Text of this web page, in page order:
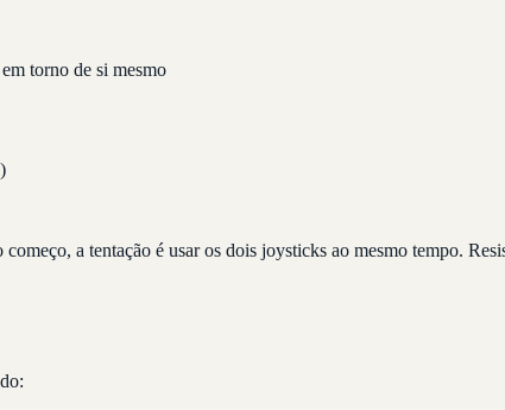
torno de si mesmo
a tentação é usar os dois joysticks ao mesmo tempo.